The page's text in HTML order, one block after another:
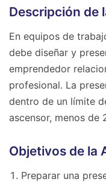
Descripción de
En equipos de
debe diseñar y
emprendedor
profesional. La
dentro de un límite
ascensor, menos de
Objetivos de la
Preparar una